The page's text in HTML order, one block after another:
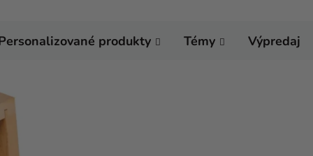
produkty Témy Výpredaj